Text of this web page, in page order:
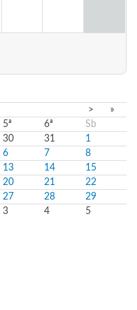
>
»
5ª 6ª
Sb
30 31
1
6 7
8
13 14
15
20 21
22
27 28
29
3 4 5